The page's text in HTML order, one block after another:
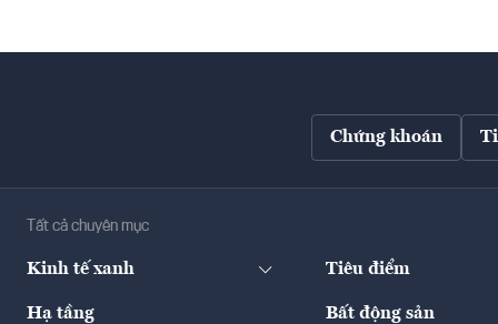
Chứng khoán
Tất cả chuyên mục
Kinh tế xanh Tiêu điểm
Hạ tầng Bất động sản